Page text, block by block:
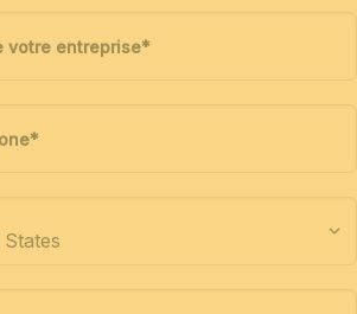
votre entreprise*
*